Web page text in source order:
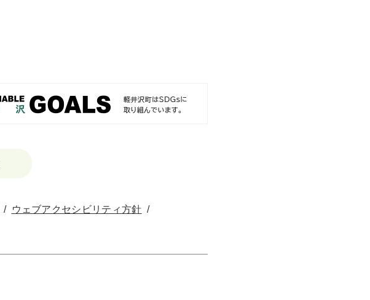
ウェブアクセシビリティ方針